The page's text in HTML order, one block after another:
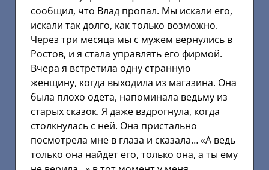
сообщил, что Влад пропал. Мы искали его,
искали так долго, как только возможно.
Через три месяца мы с мужем вернулись в
Ростов, и я стала управлять его фирмой.
Вчера я встретила одну странную
женщину, когда выходила из магазина. Она
была плохо одета, напоминала ведьму из
старых сказок. Я даже вздрогнула, когда
столкнулась с ней. Она пристально
посмотрела мне в глаза и сказала… «А ведь
только она найдет его, только она, а ты ему